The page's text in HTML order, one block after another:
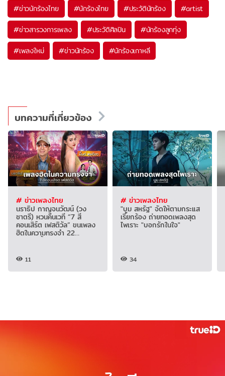
#ข่าวนักร้องไทย #นักร้องไทย #ประวัตินักร้อง #artist
#ข่าวสารวงการเพลง #ประวัติศิลปิน #นักร้องลูกทุ่ง
#เพลงใหม่ #ข่าวนักร้อง #นักร้องเกาหลี
บทความที่เกี่ยวข้อง
# ข่าวเพลงไทย
นราธิป กาญจนวัฒน์ (วง
ชาตรี) หวนคืนเวที “7 สี
คอนเสิร์ต เฟสติวัล” ขนเพลง
ฮิตในความทรงจำ 22
11
# ข่าวเพลงไทย
"บูม สหรัฐ" จัดให้ตามกระแส
เรียกร้อง ถ่ายทอดเพลงสุด
ไพเราะ "บอกรักในใจ"
34